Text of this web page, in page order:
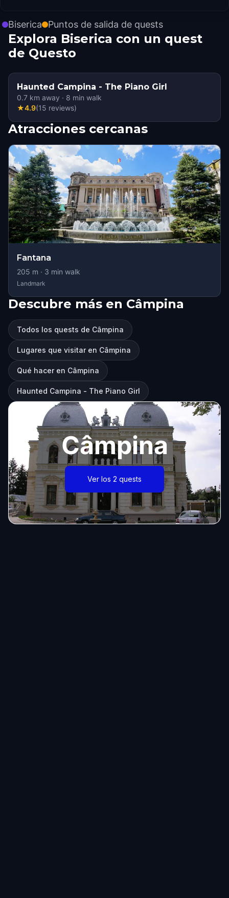
Biserica Puntos de salida de quests
Explora Biserica con un quest
de Questo
Haunted Campina - The Piano Girl
0.7 km away · 8 min walk
★4.9(15 reviews)
Atracciones cercanas
Fantana
205 m · 3 min walk
Landmark
Descubre más en Câmpina
Todos los quests de Câmpina
Lugares que visitar en Câmpina
Qué hacer en Câmpina
Haunted Campina - The Piano Girl
Câmpina
Ver los 2 quests